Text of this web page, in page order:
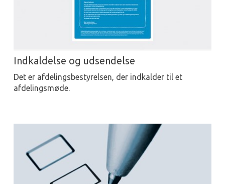
Indkaldelse og udsendelse
Det er afdelingsbestyrelsen, der indkalder til et
afdelingsmøde.